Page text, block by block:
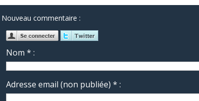
Nouveau commentaire :
Nom * :
Adresse email (non publiée) * :